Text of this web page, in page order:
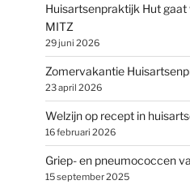
Huisartsenpraktijk Hut gaat
MITZ
29 juni 2026
Zomervakantie
23 april 2026
Welzijn op recept in
16 februari 2026
Griep- en pneumococcen
15 september 2025